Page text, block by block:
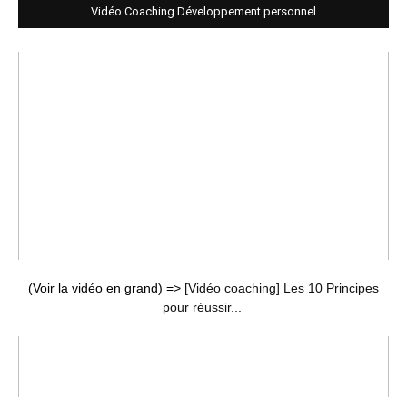
Vidéo Coaching Développement personnel
(Voir la vidéo en grand) => [Vidéo coaching] Les 10 Principes
pour réussir...